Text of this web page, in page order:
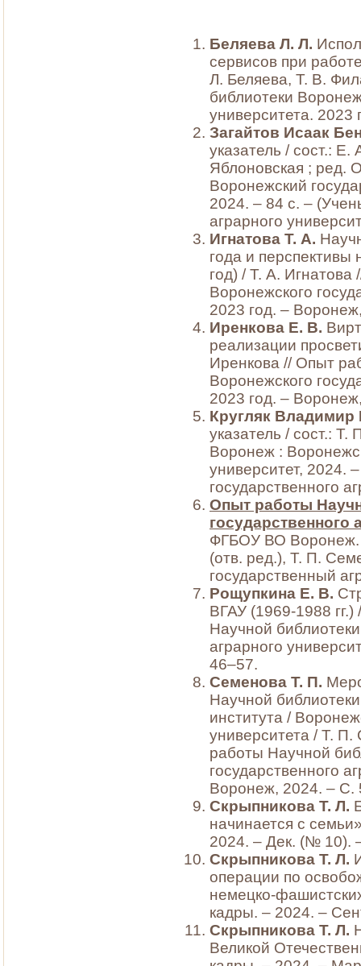
Беляева Л. Л.
сервисов при
Л. Беляева, Т. В.
библиотеки
университета.
Загайтов Исаак
указатель / сост.:
Яблоновская ; ред.
Воронежский
2024. – 84 с. –
аграрного
Игнатова Т. А.
года и перспективы
год) / Т. А.
Воронежского
2023 год. –
Иренкова Е. В.
реализации
Иренкова // Опыт
Воронежского
2023 год. –
Кругляк
указатель / сост.:
Воронеж :
университет, 2024.
государственного
Опыт работы
государственного
ФГБОУ ВО Воронеж.
(отв. ред.), Т. П.
государственный
Рощупкина Е. В.
ВГАУ (1969-1988
Научной
аграрного
46–57.
Семенова Т. П.
Научной
института /
университета / Т.
работы Научной
государственного
Воронеж, 2024. – С.
Скрыпникова Т. Л.
начинается с
2024. – Дек. (№ 10).
Скрыпникова Т. Л.
операции по
немецко-
кадры. – 2024. –
Скрыпникова Т. Л.
Великой